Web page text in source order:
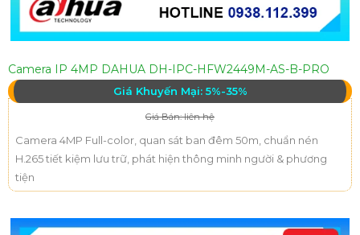
Camera IP 4MP DAHUA DH-IPC-HFW2449M-AS-B-PRO
Giá Khuyến Mại: 5%-35%
Giá Bán: liên hệ
Camera 4MP Full-color, quan sát ban đêm 50m, chuẩn nén
H.265 tiết kiệm lưu trữ, phát hiện thông minh người & phương
tiện